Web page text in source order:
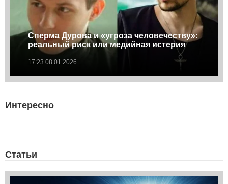
Сперма Дурова и «угроза человечеству»:
реальный риск или медийная истерия
17:23 08.01.2026
Интересно
Статьи